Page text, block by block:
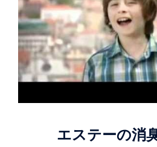
エステーの消